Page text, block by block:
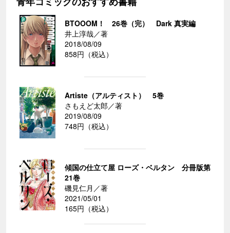
BTOOOM！ 26巻（完） Dark 真実編
井上淳哉／著
2018/08/09
858円（税込）
Artiste（アルティスト） 5巻
さもえど太郎／著
2019/08/09
748円（税込）
傾国の仕立て屋 ローズ・ベルタン 分冊版第
21巻
磯見仁月／著
2021/05/01
165円（税込）